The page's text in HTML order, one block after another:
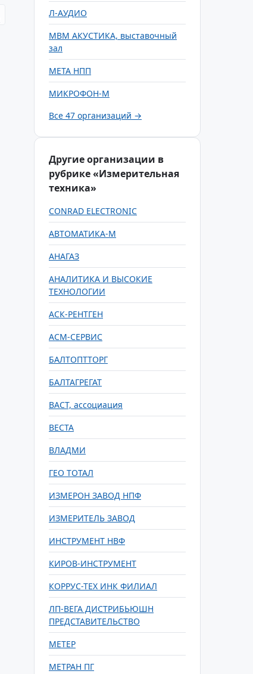
Л-АУДИО
МВМ АКУСТИКА, выставочный
зал
МЕТА НПП
МИКРОФОН-М
Все 47 организаций →
Другие организации в
рубрике «Измерительная
техника»
CONRAD ELECTRONIC
АВТОМАТИКА-М
АНАГАЗ
АНАЛИТИКА И ВЫСОКИЕ
ТЕХНОЛОГИИ
АСК-РЕНТГЕН
АСМ-СЕРВИС
БАЛТОПТТОРГ
БАЛТАГРЕГАТ
ВАСТ, ассоциация
ВЕСТА
ВЛАДМИ
ГЕО ТОТАЛ
ИЗМЕРОН ЗАВОД НПФ
ИЗМЕРИТЕЛЬ ЗАВОД
ИНСТРУМЕНТ НВФ
КИРОВ-ИНСТРУМЕНТ
КОРРУС-ТЕХ ИНК ФИЛИАЛ
ЛП-ВЕГА ДИСТРИБЬЮШН
ПРЕДСТАВИТЕЛЬСТВО
МЕТЕР
МЕТРАН ПГ